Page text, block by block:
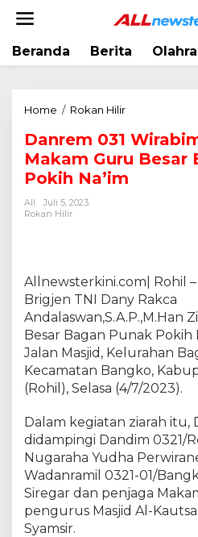
Beranda Berita
Home / Rokan Hilir
n
r
e
r
a
b
i
m
a
Z
a
h
k
e
M
Danrem 031
Makam Guru Besar
Pokih Na’im
All
Juli 5, 2023
Rokan Hilir
Allnewsterkini.com| Rohil
Brigjen TNI Dany Rakca
Andalaswan,S.A.P.,M.Han
Besar Bagan Punak Pokih
Jalan Masjid, Kelurahan
Kecamatan Bangko,
(Rohil), Selasa (4/7/2023).
Dalam kegiatan ziarah
didampingi Dandim 0321/
Nugaraha Yudha
Wadanramil 0321-01/
Siregar dan penjaga
pengurus Masjid Al-
Syamsir.